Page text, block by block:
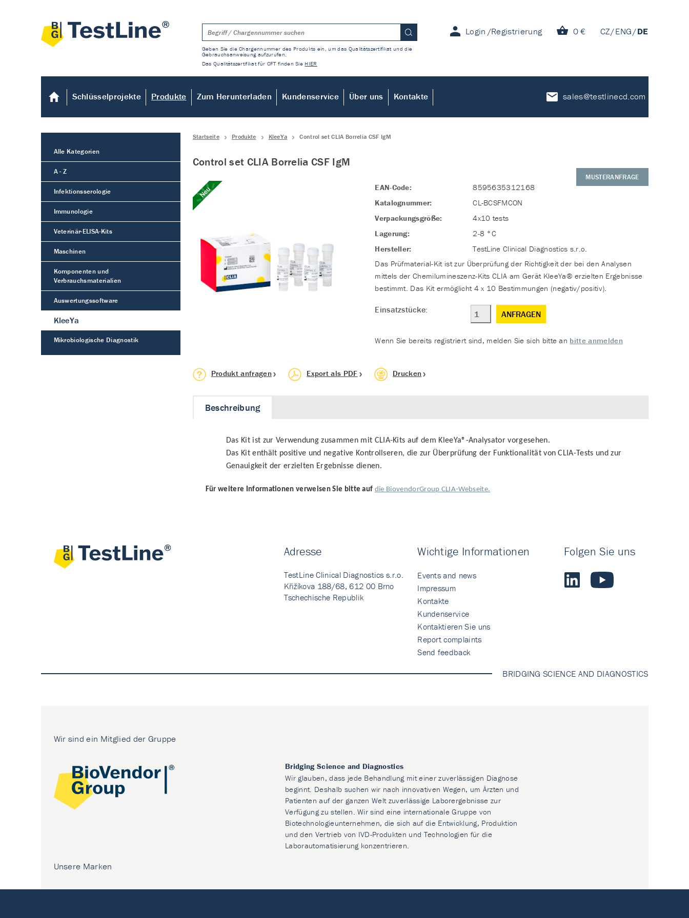
Login Registrierung 0 € CZ ENG DE
Geben Sie die Chargennummer des Produkts ein, um das Qualitätszertifikat und die
Gebrauchsanweisung aufzurufen.
Das Qualitätszertifikat für CFT finden Sie HIER
Schlüsselprojekte Produkte Zum Herunterladen Kundenservice Über uns Kontakte sales@testlinecd.com
Startseite Produkte KleeYa Control set CLIA Borrelia CSF IgM
Control set CLIA Borrelia CSF IgM
Neu EAN-Code:
8595635312168
Katalognummer:
CL-BCSFMCON
Verpackungsgröße:
4x10 tests
Lagerung:
2-8 °C
Hersteller:
TestLine Clinical Diagnostics s.r.o.
MUSTERANFRAGE
Das Prüfmaterial-Kit ist zur Überprüfung der Richtigkeit der bei den Analysen
mittels der Chemilumineszenz-Kits CLIA am Gerät KleeYa® erzielten Ergebnisse
bestimmt. Das Kit ermöglicht 4 x 10 Bestimmungen (negativ/positiv).
Einsatzstücke: ANFRAGEN
Wenn Sie bereits registriert sind, melden Sie sich bitte an bitte anmelden
Produkt anfragen Export als PDF Drucken
Beschreibung
Das Kit ist zur Verwendung zusammen mit CLIA-Kits auf dem KleeYa®-Analysator vorgesehen.
Das Kit enthält positive und negative Kontrollseren, die zur Überprüfung der Funktionalität von CLIA-Tests und zur
Genauigkeit der erzielten Ergebnisse dienen.
Für weitere Informationen verweisen Sie bitte auf die BiovendorGroup CLIA-Webseite.
Alle Kategorien
A - Z
Infektionsserologie
Immunologie
Veterinär-ELISA-Kits
Maschinen
Komponenten und
Verbrauchsmaterialien
Auswertungssoftware
KleeYa
Mikrobiologische Diagnostik
Adresse
TestLine Clinical Diagnostics s.r.o.
Křižíkova 188/68, 612 00 Brno
Tschechische Republik
Wichtige Informationen
Events and news
Impressum
Kontakte
Kundenservice
Kontaktieren Sie uns
Report complaints
Send feedback
Folgen Sie uns
BRIDGING SCIENCE AND DIAGNOSTICS
Wir sind ein Mitglied der Gruppe
Bridging Science and Diagnostics
Wir glauben, dass jede Behandlung mit einer zuverlässigen Diagnose
beginnt. Deshalb suchen wir nach innovativen Wegen, um Ärzten und
Patienten auf der ganzen Welt zuverlässige Laborergebnisse zur
Verfügung zu stellen. Wir sind eine internationale Gruppe von
Biotechnologieunternehmen, die sich auf die Entwicklung, Produktion
und den Vertrieb von IVD-Produkten und Technologien für die
Laborautomatisierung konzentrieren.
Unsere Marken